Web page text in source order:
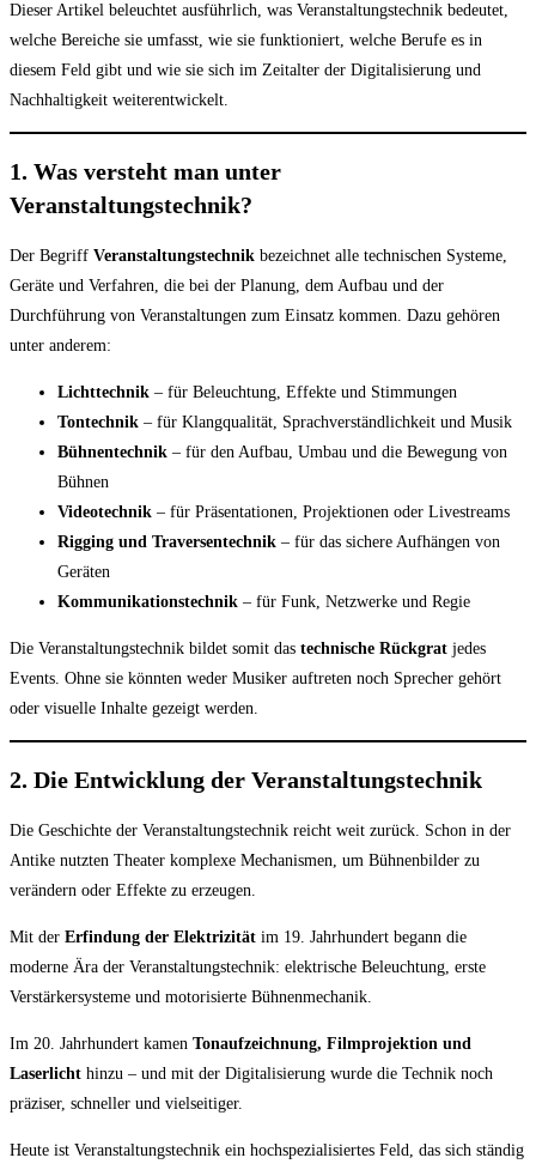
Dieser Artikel beleuchtet ausführlich, was Veranstaltungstechnik bedeutet,
welche Bereiche sie umfasst, wie sie funktioniert, welche Berufe es in
diesem Feld gibt und wie sie sich im Zeitalter der Digitalisierung und
Nachhaltigkeit weiterentwickelt.
1. Was versteht man unter
Veranstaltungstechnik?
Der Begriff Veranstaltungstechnik bezeichnet alle technischen Systeme,
Geräte und Verfahren, die bei der Planung, dem Aufbau und der
Durchführung von Veranstaltungen zum Einsatz kommen. Dazu gehören
unter anderem:
Lichttechnik – für Beleuchtung, Effekte und Stimmungen
Tontechnik – für Klangqualität, Sprachverständlichkeit und Musik
Bühnentechnik – für den Aufbau, Umbau und die Bewegung von
Bühnen
Videotechnik – für Präsentationen, Projektionen oder Livestreams
Rigging und Traversentechnik – für das sichere Aufhängen von
Geräten
Kommunikationstechnik – für Funk, Netzwerke und Regie
Die Veranstaltungstechnik bildet somit das technische Rückgrat jedes
Events. Ohne sie könnten weder Musiker auftreten noch Sprecher gehört
oder visuelle Inhalte gezeigt werden.
2. Die Entwicklung der Veranstaltungstechnik
Die Geschichte der Veranstaltungstechnik reicht weit zurück. Schon in der
Antike nutzten Theater komplexe Mechanismen, um Bühnenbilder zu
verändern oder Effekte zu erzeugen.
Mit der Erfindung der Elektrizität im 19. Jahrhundert begann die
moderne Ära der Veranstaltungstechnik: elektrische Beleuchtung, erste
Verstärkersysteme und motorisierte Bühnenmechanik.
Im 20. Jahrhundert kamen Tonaufzeichnung, Filmprojektion und
Laserlicht hinzu – und mit der Digitalisierung wurde die Technik noch
präziser, schneller und vielseitiger.
Heute ist Veranstaltungstechnik ein hochspezialisiertes Feld, das sich ständig